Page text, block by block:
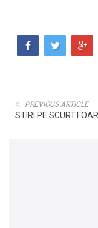
PREVIOUS ARTICLE
STIRI PE